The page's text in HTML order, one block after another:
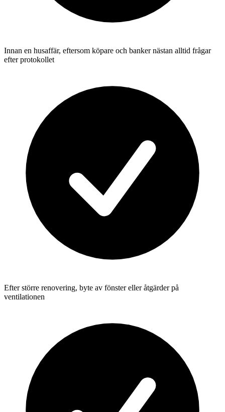
Innan en husaffär, eftersom köpare och banker nästan alltid frågar
efter protokollet
Efter större renovering, byte av fönster eller åtgärder på
ventilationen